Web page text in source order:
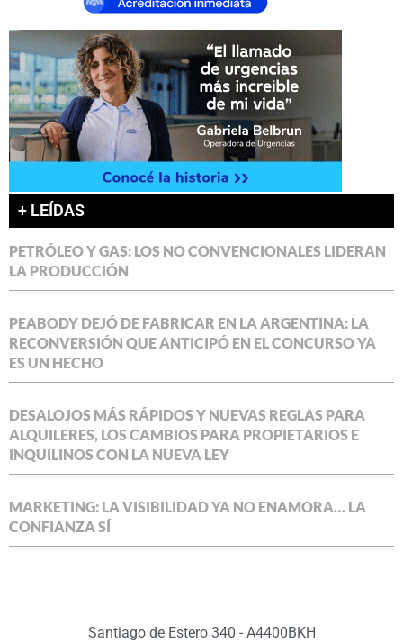
+ LEÍDAS
PETRÓLEO Y GAS: LOS NO CONVENCIONALES LIDERAN
LA PRODUCCIÓN
PEABODY DEJÓ DE FABRICAR EN LA ARGENTINA: LA
RECONVERSIÓN QUE ANTICIPÓ EN EL CONCURSO YA
ES UN HECHO
DESALOJOS MÁS RÁPIDOS Y NUEVAS REGLAS PARA
ALQUILERES, LOS CAMBIOS PARA PROPIETARIOS E
INQUILINOS CON LA NUEVA LEY
MARKETING: LA VISIBILIDAD YA NO ENAMORA… LA
CONFIANZA SÍ
Santiago de Estero 340 - A4400BKH